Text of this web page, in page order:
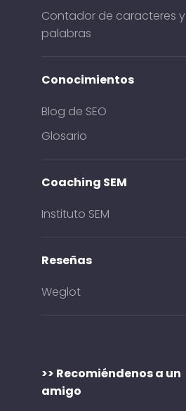
Contador de caracteres y
palabras
Conocimientos
Blog de SEO
Glosario
Coaching SEM
Instituto SEM
Reseñas
Weglot
>> Recomiéndenos a un
amigo